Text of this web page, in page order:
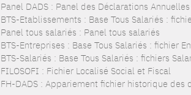
Panel DADS : Panel des Déclarations
BTS-Etablissements : Base Tous Salariés :
Panel tous salariés : Panel tous salariés
BTS-Entreprises : Base Tous Salariés : fichier
BTS-Salariés : Base Tous Salariés : fichiers
FILOSOFI : Fichier Localisé Social et Fiscal
FH-DADS : Appariement fichier historique des